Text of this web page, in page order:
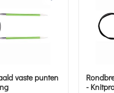
vaste punten
-